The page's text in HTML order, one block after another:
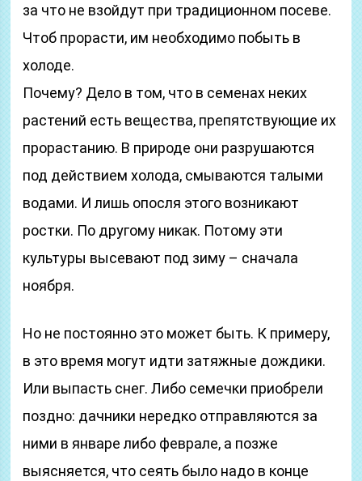
за что не взойдут при традиционном посеве.
Чтоб прорасти, им необходимо побыть в
холоде.
Почему? Дело в том, что в семенах неких
растений есть вещества, препятствующие их
прорастанию. В природе они разрушаются
под действием холода, смываются талыми
водами. И лишь опосля этого возникают
ростки. По другому никак. Потому эти
культуры высевают под зиму – сначала
ноября.
Но не постоянно это может быть. К примеру,
в это время могут идти затяжные дождики.
Или выпасть снег. Либо семечки приобрели
поздно: дачники нередко отправляются за
ними в январе либо феврале, а позже
выясняется, что сеять было надо в конце